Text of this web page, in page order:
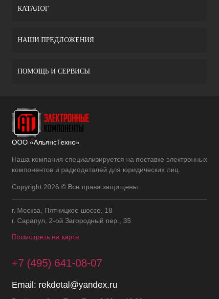
КАТАЛОГ
НАШИ ПРЕДЛОЖЕНИЯ
ПОМОЩЬ И СЕРВИСЫ
ООО «АльянсТехно»
Наша компания специализируется на поставке электронных
компонентов и радиодеталей для юридических лиц.
Copyright 2026 © Все права защищены.
г. Москва, Пятницкое шоссе, 18
г. Сарапул, 2-ой Загородный пер., 35
Посмотреть на карте
+7 (495) 641-08-07
Email: rekdetal@yandex.ru